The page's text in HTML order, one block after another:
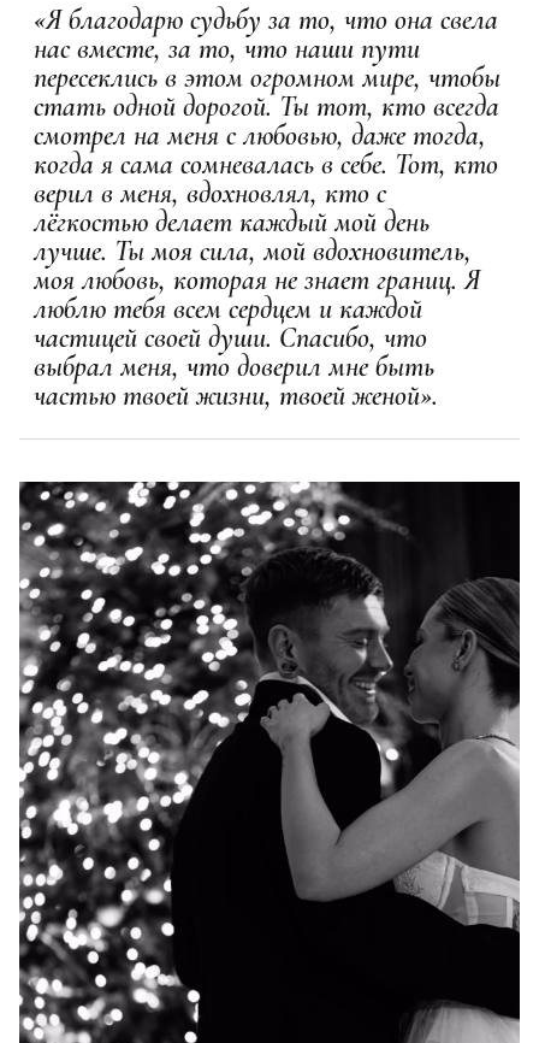
«Я благодарю судьбу за то, что она свела
нас вместе, за то, что наши пути
пересеклись в этом огромном мире, чтобы
стать одной дорогой. Ты тот, кто всегда
смотрел на меня с любовью, даже тогда,
когда я сама сомневалась в себе. Тот, кто
верил в меня, вдохновлял, кто с
лёгкостью делает каждый мой день
лучше. Ты моя сила, мой вдохновитель,
моя любовь, которая не знает границ. Я
люблю тебя всем сердцем и каждой
частицей своей души. Спасибо, что
выбрал меня, что доверил мне быть
частью твоей жизни, твоей женой».